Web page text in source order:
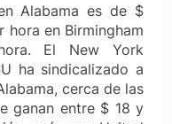
Alabama es de $
hora en Birmingham
El New York
ha sindicalizado a
cerca de las
ganan entre $ 18 y